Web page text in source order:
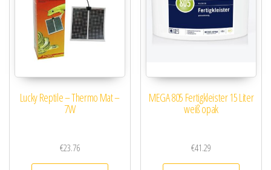
Lucky Reptile – Thermo Mat –
7W
€23.76
MEGA 805 Fertigkleister 15 Liter
weiß opak
€41.29